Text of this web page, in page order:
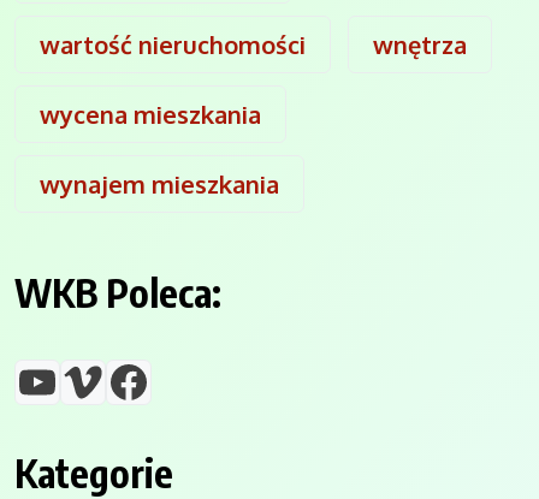
wartość nieruchomości wnętrza
wycena mieszkania
wynajem mieszkania
WKB Poleca:
YouTube
VimeoFacebook
Kategorie